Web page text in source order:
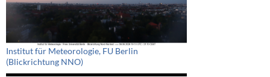
Institut für Meteorologie, FU Berlin
(Blickrichtung NNO)